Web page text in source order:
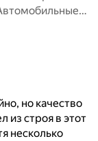
но качество
из строя в этот
несколько